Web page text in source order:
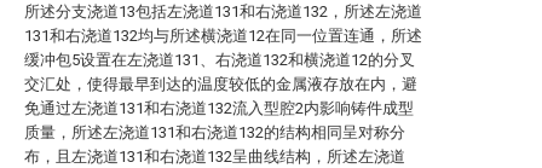
所述分支浇道13包括左浇道131和右浇道132，所述左浇道
131和右浇道132均与所述横浇道12在同一位置连通，所述
缓冲包5设置在左浇道131、右浇道132和横浇道12的分叉
交汇处，使得最早到达的温度较低的金属液存放在内，避
免通过左浇道131和右浇道132流入型腔2内影响铸件成型
质量，所述左浇道131和右浇道132的结构相同呈对称分
布，且左浇道131和右浇道132呈曲线结构，所述左浇道